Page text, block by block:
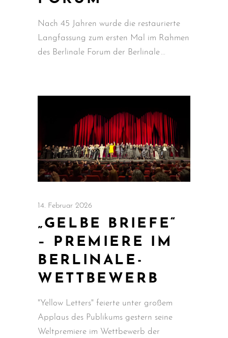
Nach 45 Jahren wurde die restaurierte
Langfassung zum ersten Mal im Rahmen
des Berlinale Forum der Berlinale
14. Februar 2026
„GELBE BRIEFE“
– PREMIERE IM
BERLINALE-
WETTBEWERB
"Yellow Letters" feierte unter großem
Applaus des Publikums gestern seine
Weltpremiere im Wettbewerb der